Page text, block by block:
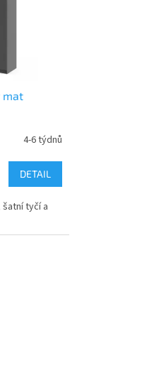
mat
4-6 týdnů
DETAIL
tyčí a